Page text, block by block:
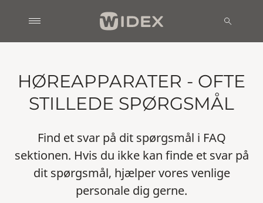
HØREAPPARATER - OFTE
STILLEDE SPØRGSMÅL
Find et svar på dit spørgsmål i FAQ
sektionen. Hvis du ikke kan finde et svar på
dit spørgsmål, hjælper vores venlige
personale dig gerne.